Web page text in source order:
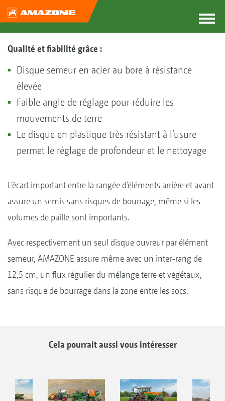
Qualité et fiabilité grâce :
Disque semeur en acier au bore à résistance
élevée
Faible angle de réglage pour réduire les
mouvements de terre
Le disque en plastique très résistant à l’usure
permet le réglage de profondeur et le nettoyage
L’écart important entre la rangée d’éléments arrière et avant
assure un semis sans risques de bourrage, même si les
volumes de paille sont importants.
Avec respectivement un seul disque ouvreur par élément
semeur, AMAZONE assure même avec un inter-rang de
12,5 cm, un flux régulier du mélange terre et végétaux,
sans risque de bourrage dans la zone entre les socs.
Cela pourrait aussi vous intéresser